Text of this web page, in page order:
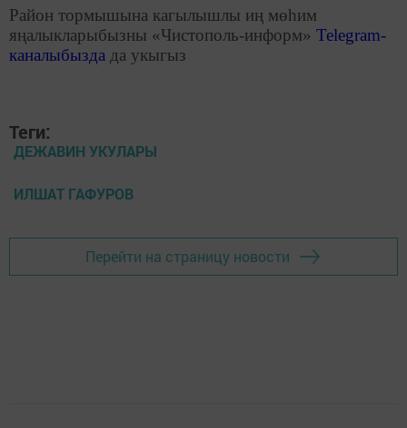
Район тормышына кагылышлы иң мөһим
яңалыкларыбызны «Чистополь-информ» Telegram-
каналыбызда да укыгыз
Теги:
ДЕЖАВИН УКУЛАРЫ
ИЛШАТ ГАФУРОВ
Перейти на страницу новости